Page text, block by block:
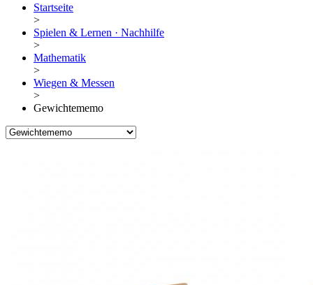
Startseite
>
Spielen & Lernen · Nachhilfe
>
Mathematik
>
Wiegen & Messen
>
Gewichtememo